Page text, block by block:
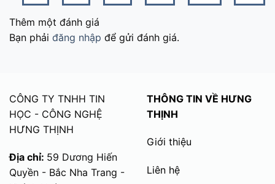
Thêm một đánh giá
Bạn phải đăng nhập để gửi đánh giá.
CÔNG TY TNHH TIN
HỌC - CÔNG NGHỆ
HƯNG THỊNH
Địa chỉ: 59 Dương Hiến
Quyền - Bắc Nha Trang -
THÔNG TIN VỀ HƯNG
THỊNH
Giới thiệu
Liên hệ